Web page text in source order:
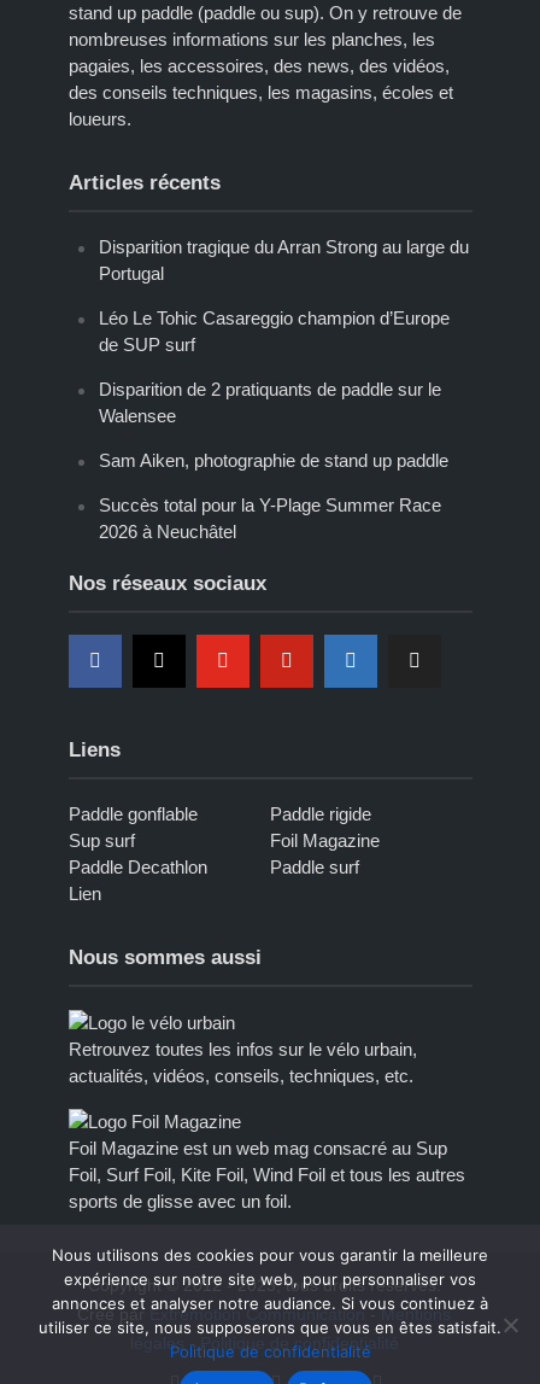
stand up paddle (paddle ou sup). On y retrouve de
nombreuses informations sur les planches, les
pagaies, les accessoires, des news, des vidéos,
des conseils techniques, les magasins, écoles et
loueurs.
Articles récents
Disparition tragique du Arran Strong au large du
Portugal
Léo Le Tohic Casareggio champion d’Europe
de SUP surf
Disparition de 2 pratiquants de paddle sur le
Walensee
Sam Aiken, photographie de stand up paddle
Succès total pour la Y-Plage Summer Race
2026 à Neuchâtel
Nos réseaux sociaux
Liens
Paddle gonflable
Paddle rigide
Sup surf
Foil Magazine
Paddle Decathlon
Paddle surf
Lien
Nous sommes aussi
Retrouvez toutes les infos sur le vélo urbain,
actualités, vidéos, conseils, techniques, etc.
Foil Magazine est un web mag consacré au Sup
Foil, Surf Foil, Kite Foil, Wind Foil et tous les autres
sports de glisse avec un foil.
Copyright © 2012 - 2023, tous droits réservés.
Créé par Extremotion Communication-Mentions
légales
-Politique de confidentialité
Nous utilisons des cookies pour vous garantir la meilleure
expérience sur notre site web, pour personnaliser vos
annonces et analyser notre audiance. Si vous continuez à
utiliser ce site, nous supposerons que vous en êtes satisfait.
Politique de confidentialité